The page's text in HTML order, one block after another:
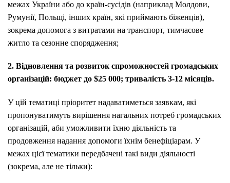
межах України або до країн-сусідів (наприклад Молдови,
Румунії, Польщі, інших країн, які приймають біженців),
зокрема допомога з витратами на транспорт, тимчасове
житло та сезонне спорядження;
2. Відновлення та розвиток спроможностей громадських
організацій: бюджет до $25 000; тривалість 3-12 місяців.
У цій тематиці пріоритет надаватиметься заявкам, які
пропонуватимуть вирішення нагальних потреб громадських
організацій, аби уможливити їхню діяльність та
продовження надання допомоги їхнім бенефіціарам. У
межах цієї тематики передбачені такі види діяльності
(зокрема, але не тільки):